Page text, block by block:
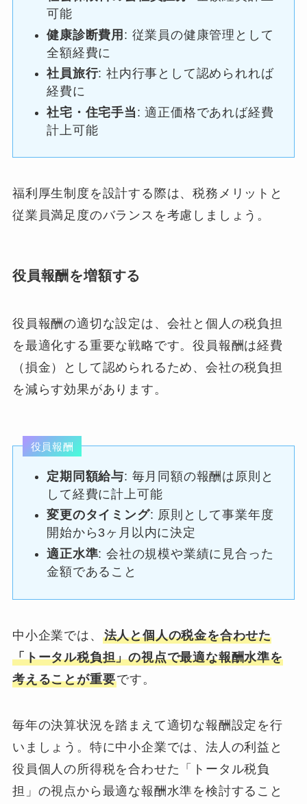
可能
健康診断費用 : 従業員の健康管理として
全額経費に
社員旅行: 社内行事として認められれば
経費に
社宅・住宅手当 : 適正価格であれば経費
計上可能
福利厚生制度を設計する際は、税務メリットと
従業員満足度のバランスを考慮しましょう。
役員報酬を増額する
役員報酬の適切な設定は、会社と個人の税負担
を最適化する重要な戦略です。役員報酬は経費
（損金）として認められるため、会社の税負担
を減らす効果があります。
役員報酬
定期同額給与: 毎月同額の報酬は原則と
して経費に計上可能
変更のタイミング: 原則として事業年度
開始から3ヶ月以内に決定
適正水準: 会社の規模や業績に見合った
金額であること
中小企業では、 法人と個人の税金を合わせた
「トータル税負担」の視点で最適な報酬水準を
考えることが重要です。
毎年の決算状況を踏まえて適切な報酬設定を行
いましょう。特に中小企業では、法人の利益と
役員個人の所得税を合わせた「トータル税負
担」の視点から最適な報酬水準を検討すること